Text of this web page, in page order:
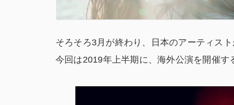
そろそろ3月が終わり、日本のアーティス
今回は2019年上半期に、海外公演を開催す